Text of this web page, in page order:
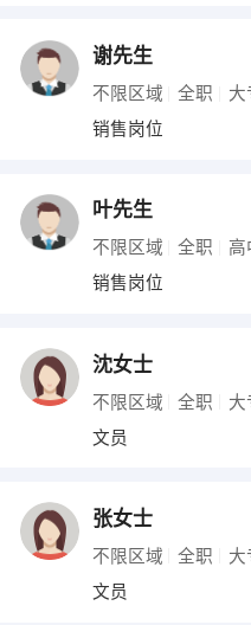
谢先生
不限区域 全职 大
销售岗位
叶先生
不限区域 全职 高
销售岗位
沈女士
不限区域 全职 大
文员
张女士
不限区域 全职 大
文员